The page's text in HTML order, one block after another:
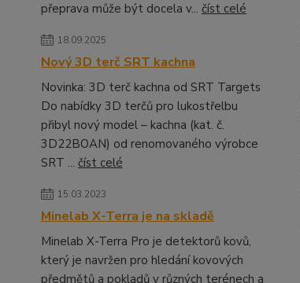
přeprava může být docela v... číst celé
18.09.2025
Nový 3D terč SRT kachna
Novinka: 3D terč kachna od SRT Targets
Do nabídky 3D terčů pro lukostřelbu
přibyl nový model – kachna (kat. č.
3D22BOAN) od renomovaného výrobce
SRT ... číst celé
15.03.2023
Minelab X-Terra je na skladě
Minelab X-Terra Pro je detektorů kovů,
který je navržen pro hledání kovových
předmětů a pokladů v různých terénech a